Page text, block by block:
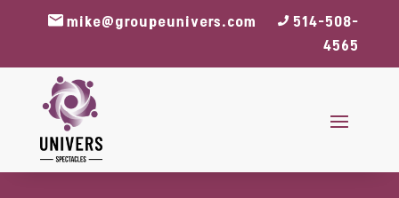
mike@groupeunivers.com
514-508-
4565